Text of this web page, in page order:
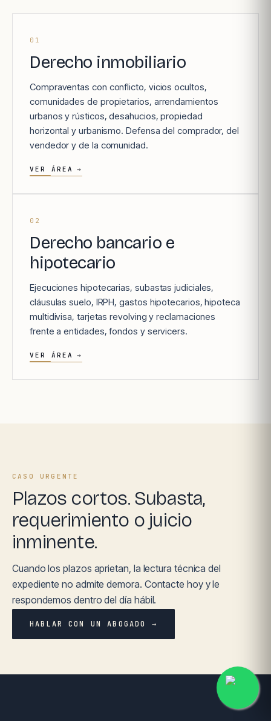
01
Derecho inmobiliario
Compraventas con conflicto, vicios ocultos,
comunidades de propietarios, arrendamientos
urbanos y rústicos, desahucios, propiedad
horizontal y urbanismo. Defensa del comprador, del
vendedor y de la comunidad.
VER ÁREA →
02
Derecho bancario e
hipotecario
Ejecuciones hipotecarias, subastas judiciales,
cláusulas suelo, IRPH, gastos hipotecarios, hipoteca
multidivisa, tarjetas revolving y reclamaciones
frente a entidades, fondos y servicers.
VER ÁREA →
CASO URGENTE
Plazos cortos. Subasta,
requerimiento o juicio
inminente.
Cuando los plazos aprietan, la lectura técnica del
expediente no admite demora. Contacte hoy y le
respondemos dentro del día hábil.
HABLAR CON UN ABOGADO →